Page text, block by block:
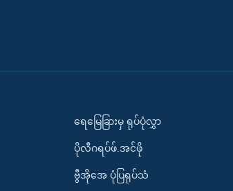
ရေမြေခြားမှ ရုပ်ပုံလွှာ
ပိုလီဂရပ်ဖ်.အင်ဖို
ဗွီအိုအေ ပုံပြရုပ်သံ